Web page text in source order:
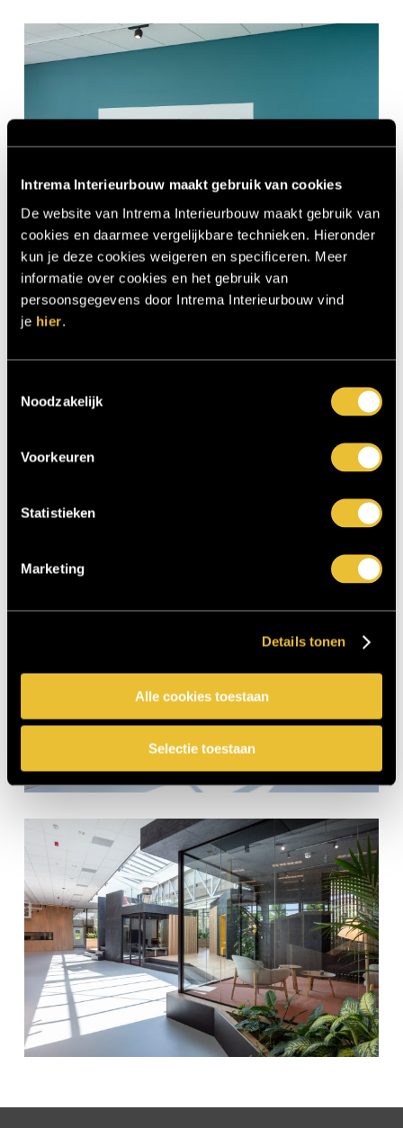
Intrema Interieurbouw maakt gebruik van cookies
De website van Intrema Interieurbouw maakt gebruik van
cookies en daarmee vergelijkbare technieken. Hieronder
kun je deze cookies weigeren en specificeren. Meer
informatie over cookies en het gebruik van
persoonsgegevens door Intrema Interieurbouw vind
je hier.
Noodzakelijk
Voorkeuren
Statistieken
Marketing
Details tonen
Alle cookies toestaan
Selectie toestaan